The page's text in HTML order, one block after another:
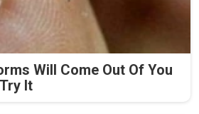
Will Come Out Of You
It